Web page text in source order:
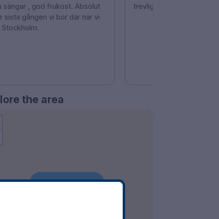
sängar , god frukost. Absolut
sista gången vi bor där när vi
Stockholm.
trevlig personal.
the area
Show on Map